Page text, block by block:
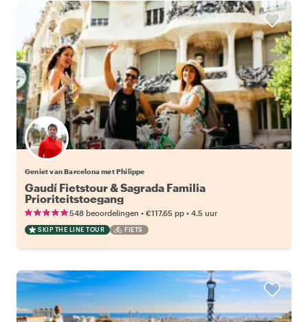
Geniet van Barcelona met Philippe
Gaudí Fietstour & Sagrada Familia
Prioriteitstoegang
548 beoordelingen • €117.65 pp • 4.5 uur
SKIP THE LINE TOUR FIETS